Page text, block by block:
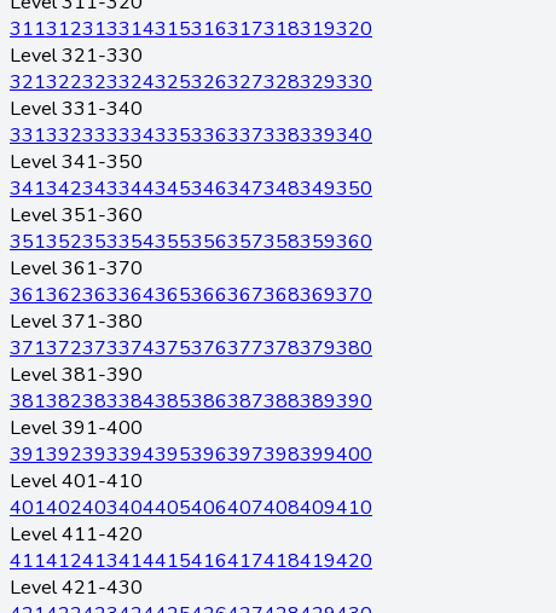
311312313314315316317318319320
Level 321-330
321322323324325326327328329330
Level 331-340
331332333334335336337338339340
Level 341-350
341342343344345346347348349350
Level 351-360
351352353354355356357358359360
Level 361-370
361362363364365366367368369370
Level 371-380
371372373374375376377378379380
Level 381-390
381382383384385386387388389390
Level 391-400
391392393394395396397398399400
Level 401-410
401402403404405406407408409410
Level 411-420
411412413414415416417418419420
Level 421-430